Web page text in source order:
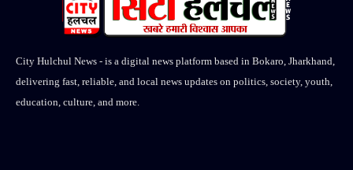
City Hulchul News - is a digital news platform based in Bokaro, Jharkhand,
delivering fast, reliable, and local news updates on politics, society, youth,
education, culture, and more.